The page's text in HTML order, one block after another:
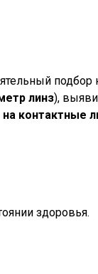
линз),
на контактные
здоровья.